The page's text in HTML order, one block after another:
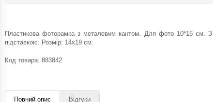
Пластикова фоторамка з металевим кантом. Для фото 10*15 см. З
підставкою. Розмір: 14х19 см.
Код товара: 883842
Повний опис Відгуки